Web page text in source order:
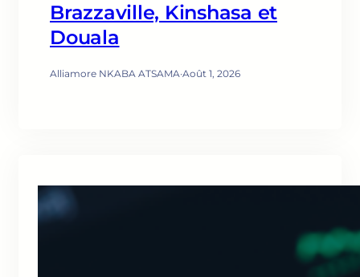
Brazzaville, Kinshasa et
Douala
Alliamore NKABA ATSAMA·Août 1, 2026